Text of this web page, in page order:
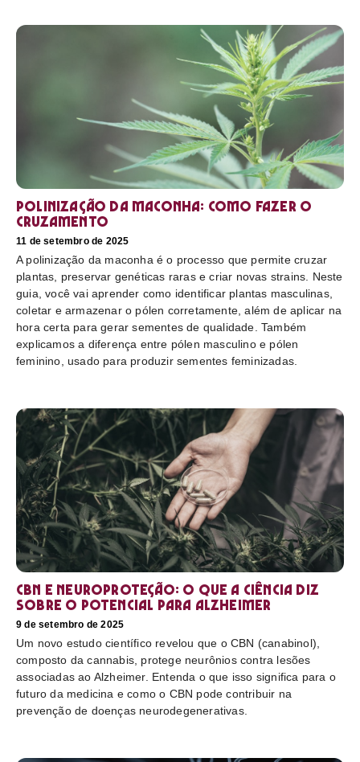
Polinização da maconha: como fazer o
cruzamento
11 de setembro de 2025
A polinização da maconha é o processo que permite cruzar
plantas, preservar genéticas raras e criar novas strains. Neste
guia, você vai aprender como identificar plantas masculinas,
coletar e armazenar o pólen corretamente, além de aplicar na
hora certa para gerar sementes de qualidade. Também
explicamos a diferença entre pólen masculino e pólen
feminino, usado para produzir sementes feminizadas.
CBN e neuroproteção: o que a ciência diz
sobre o potencial para Alzheimer
9 de setembro de 2025
Um novo estudo científico revelou que o CBN (canabinol),
composto da cannabis, protege neurônios contra lesões
associadas ao Alzheimer. Entenda o que isso significa para o
futuro da medicina e como o CBN pode contribuir na
prevenção de doenças neurodegenerativas.